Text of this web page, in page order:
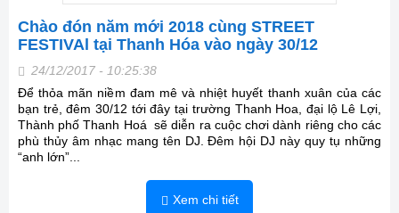
Chào đón năm mới 2018 cùng STREET
FESTIVAl tại Thanh Hóa vào ngày 30/12
24/12/2017 - 10:25:38
Để thỏa mãn niềm đam mê và nhiệt huyết thanh xuân của các
bạn trẻ, đêm 30/12 tới đây tại trường Thanh Hoa, đại lộ Lê Lợi,
Thành phố Thanh Hoá sẽ diễn ra cuộc chơi dành riêng cho các
phù thủy âm nhạc mang tên DJ. Đêm hội DJ này quy tụ những
“anh lớn”...
Xem chi tiết